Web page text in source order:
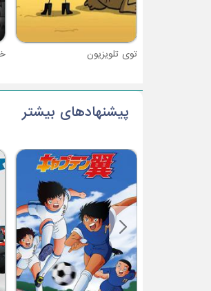
توی تلویزیون
پیشنهادهای بیشتر